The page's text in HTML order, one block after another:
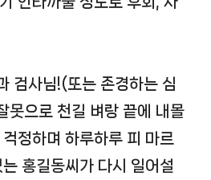
검사님!(또는 존경하는 심
못으로 천길 벼랑 끝에 내몰
정하며 하루하루 피 마르
홍길동씨가 다시 일어설